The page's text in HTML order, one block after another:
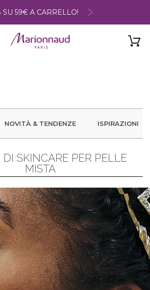
SU 59€ A CARRELLO!
NOVITÀ & TENDENZE ISPIRAZIONI
SKINCARE PER PELLE
MISTA